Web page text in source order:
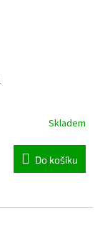
Skladem
Do košíku